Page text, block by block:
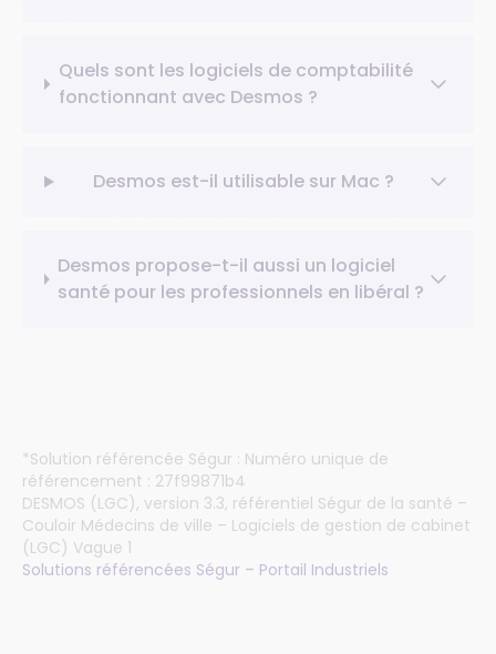
Quels sont les logiciels de comptabilité
fonctionnant avec Desmos ?
Desmos est-il utilisable sur Mac ?
Desmos propose-t-il aussi un logiciel
santé pour les professionnels en libéral ?
*Solution référencée Ségur : Numéro unique de
référencement : 27f99871b4
DESMOS (LGC), version 3.3, référentiel Ségur de la santé –
Couloir Médecins de ville – Logiciels de gestion de cabinet
(LGC) Vague 1
Solutions référencées Ségur – Portail Industriels